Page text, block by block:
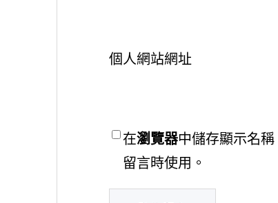
個人網站網址
在瀏覽器中儲存顯示名
留言時使用。